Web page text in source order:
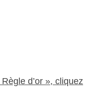
d’or », cliquez